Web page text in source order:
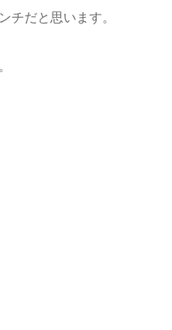
チだと思います。